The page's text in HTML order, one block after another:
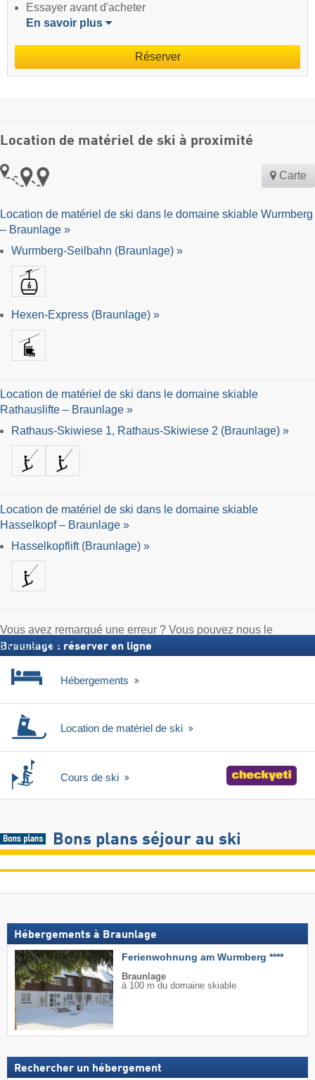
Essayer avant d'acheter
En savoir plus
Réserver
Location de matériel de ski à proximité
Carte
Location de matériel de ski dans le domaine skiable Wurmberg
– Braunlage »
Wurmberg-Seilbahn (Braunlage) »
Hexen-Express (Braunlage) »
Location de matériel de ski dans le domaine skiable
Rathauslifte – Braunlage »
Rathaus-Skiwiese 1, Rathaus-Skiwiese 2 (Braunlage) »
Location de matériel de ski dans le domaine skiable
Hasselkopf – Braunlage »
Hasselkopflift (Braunlage) »
Vous avez remarqué une erreur ? Vous pouvez nous le
signaler ici
Braunlage : réserver en ligne
Hébergements
Location de matériel de ski
Cours de ski
Bons plans séjour au ski
Hébergements à Braunlage
Ferienwohnung am Wurmberg ****
Braunlage
à 100 m du domaine skiable
Rechercher un hébergement